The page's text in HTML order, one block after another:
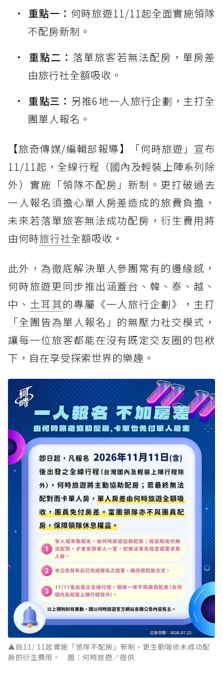
重點一： 何時旅遊11/11起全面實施領隊
不配房新制。
重點二： 落單旅客若無法配房，單房差
由旅行社全額吸收。
重點三： 另推6地一人旅行企劃，主打全
團單人報名。
【旅奇傳媒/編輯部報導】「何時旅遊」宣布
11/11起，全線行程（國內及輕裝上陣系列除
外）實施「領隊不配房」新制。更打破過去
一人報名須擔心單人房差造成的旅費負擔，
未來若落單旅客無法成功配房，衍生費用將
由何時旅行社全額吸收。
此外，為徹底解決單人參團常有的邊緣感，
何時旅遊更同步推出涵蓋台、韓、泰、越、
中、 土耳其的專屬《一人旅行企劃》，主打
「全團皆為單人報名」的無壓力社交模式，
讓每一位旅客都能在沒有既定交友圈的包袱
下，自在享受探索世界的樂趣。
▲自11/ 11起實施「領隊不配房」新制，更主動吸收未成功配
房的衍生費用。 圖：何時旅遊／提供